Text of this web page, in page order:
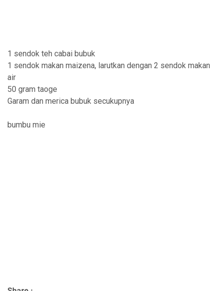
1 sendok teh cabai bubuk
1 sendok makan maizena, larutkan dengan 2 sendok makan
air
50 gram taoge
Garam dan merica bubuk secukupnya
bumbu mie